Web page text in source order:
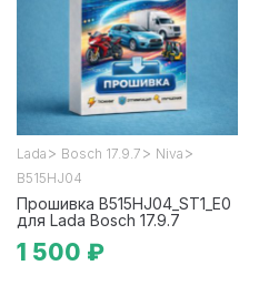
Lada > Bosch 17.9.7 > Niva >
B515HJ04
Прошивка B515HJ04_ST1_E0
для Lada Bosch 17.9.7
1 500 ₽